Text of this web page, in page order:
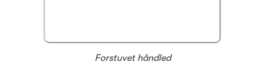
Forstuvet håndled